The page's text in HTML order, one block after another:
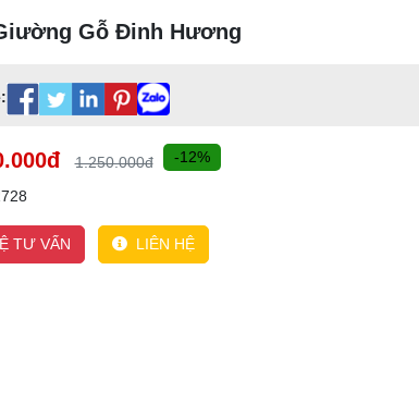
Gỗ Đinh Hương
1.250.000đ -12%
TƯ VẤN LIÊN HỆ